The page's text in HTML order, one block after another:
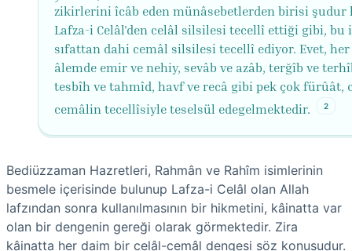
zikirlerini îcâb eden münâsebetlerden birisi şudur
Lafza-i Celâl'den celâl silsilesi tecellî ettiği gibi, bu
sıfattan dahi cemâl silsilesi tecellî ediyor. Evet,
âlemde emir ve nehiy, sevâb ve azâb, terğîb ve
tesbîh ve tahmîd, havf ve recâ gibi pek çok fürûât,
cemâlin tecellîsiyle teselsül edegelmektedir.
2
Bediüzzaman Hazretleri, Rahmân ve Rahîm isimlerinin
besmele içerisinde bulunup Lafza-i Celâl olan Allah
lafzından sonra kullanılmasının bir hikmetini, kâinatta var
olan bir dengenin gereği olarak görmektedir. Zira
kâinatta her daim bir celâl-cemâl dengesi söz konusudur.